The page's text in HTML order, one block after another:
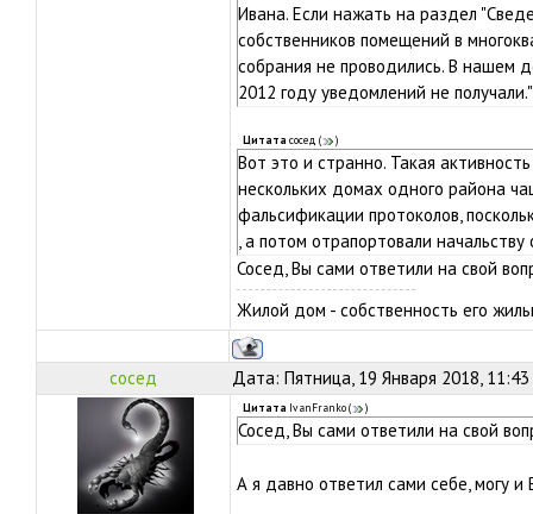
Ивана. Если нажать на раздел
собственников помещений в
собрания не проводились. В нашем
2012 году уведомлений не получали."
Цитата сосед ( )
Вот это и странно. Такая
нескольких домах одного района
фальсификации протоколов,
, а потом отрапортовали начальству
Сосед, Вы сами ответили на свой
Жилой дом - собственность его
сосед Дата: Пятница, 19 Января 2018,
Цитата IvanFranko( )
Сосед, Вы сами ответили на свой
А я давно ответил сами себе, могу и